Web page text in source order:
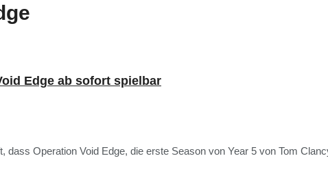
Edge ab sofort spielbar
Operation Void Edge, die erste Season von Year 5 von Tom